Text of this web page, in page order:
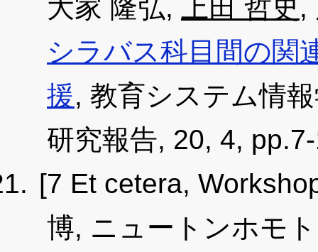
大家 隆弘,
上田 哲史 ,
シラバス科目間の関
援, 教育システム情
研究報告, 20, 4,
[7 Et cetera,
博, ニュートンホモ